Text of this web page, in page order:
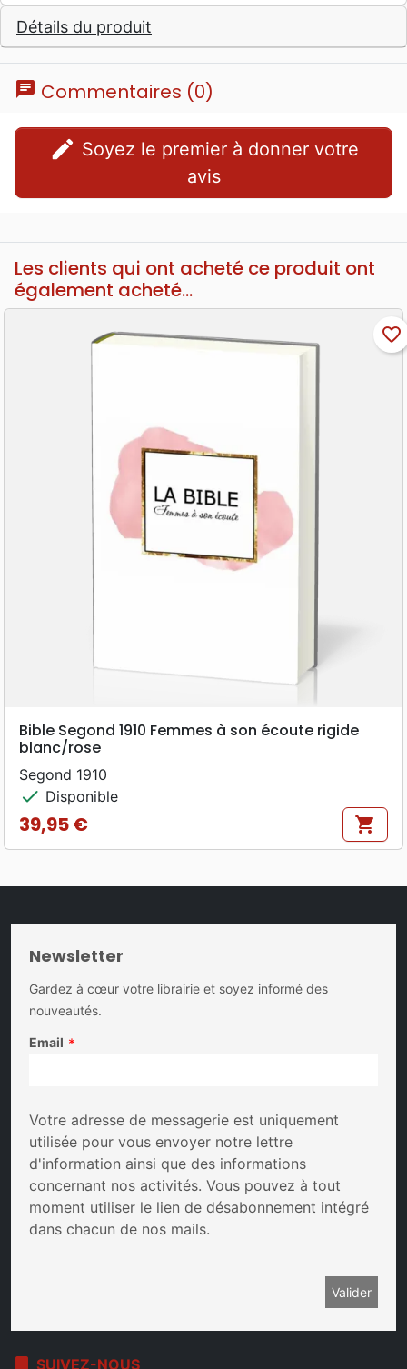
Détails du produit
chat Commentaires (0)
edit
avis
Les clients qui ont acheté ce produit ont
également acheté...
favorite_border
Bible Segond 1910 Femmes à son écoute rigide
blanc/rose
Segond 1910
check Disponible
Prix
39,95 € shopping_cart
Newsletter
Gardez à cœur votre librairie et soyez informé des
nouveautés.
Email *
Votre adresse de messagerie est uniquement
utilisée pour vous envoyer notre lettre
d'information ainsi que des informations
concernant nos activités. Vous pouvez à tout
moment utiliser le lien de désabonnement intégré
dans chacun de nos mails.
bookmark SUIVEZ-NOUS